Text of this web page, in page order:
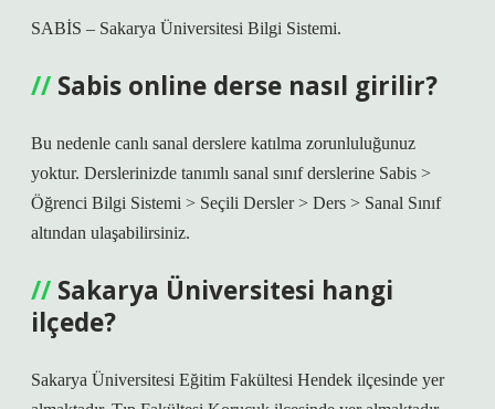
SABİS – Sakarya Üniversitesi Bilgi Sistemi.
Sabis online derse nasıl girilir?
Bu nedenle canlı sanal derslere katılma zorunluluğunuz
yoktur. Derslerinizde tanımlı sanal sınıf derslerine Sabis >
Öğrenci Bilgi Sistemi > Seçili Dersler > Ders > Sanal Sınıf
altından ulaşabilirsiniz.
Sakarya Üniversitesi hangi
ilçede?
Sakarya Üniversitesi Eğitim Fakültesi Hendek ilçesinde yer